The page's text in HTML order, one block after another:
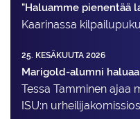
"Haluamme pienentää
Kaarinassa
25. KESÄKUUTA 2026
Marigold-alumni
Tessa Tamminen ajaa
ISU:n